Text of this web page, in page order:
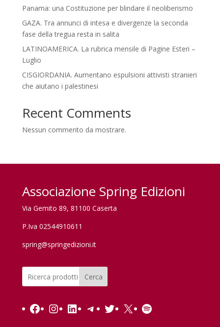
Panama: una Costituzione per blindare il neoliberismo
GAZA. Tra annunci di intesa e divergenze la seconda
fase della tregua resta in salita
LATINOAMERICA. La rubrica mensile di Pagine Esteri –
Luglio
CISGIORDANIA. Aumentano espulsioni attivisti stranieri
che aiutano i palestinesi
Recent Comments
Nessun commento da mostrare.
Associazione Spring Edizioni
Via Gemito 89, 81100 Caserta
P.Iva 02544910611
spring@springedizioni.it
Cerca
Facebook
Instagram
LinkedIn
Telegram
Twitter
X Spotify